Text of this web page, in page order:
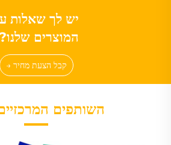
יש לך שאלות
המוצרים
קבל הצעת מחיר →
השותפים